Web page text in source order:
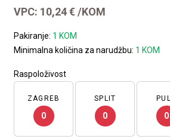
VPC: 10,24€ /KOM
Pakiranje: 1 KOM
Minimalna količina za narudžbu: 1 KOM
Raspoloživost
ZAGREB
0
SPLIT
0 0